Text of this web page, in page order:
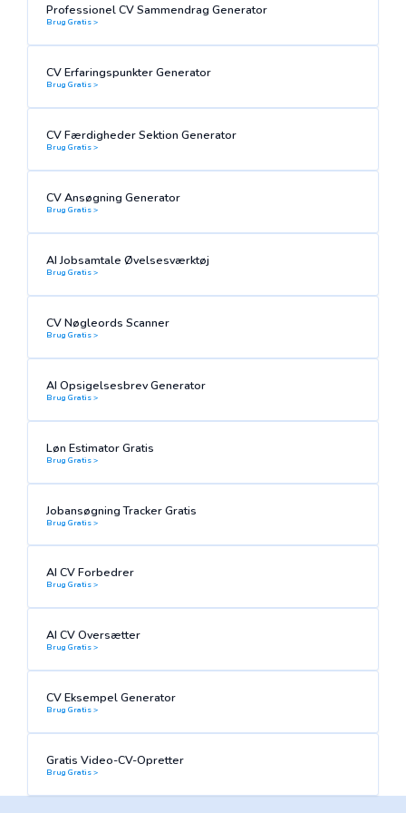
Professionel CV Sammendrag Generator
Brug Gratis >
CV Erfaringspunkter Generator
Brug Gratis >
CV Færdigheder Sektion Generator
Brug Gratis >
CV Ansøgning Generator
Brug Gratis >
AI Jobsamtale Øvelsesværktøj
Brug Gratis >
CV Nøgleords Scanner
Brug Gratis >
AI Opsigelsesbrev Generator
Brug Gratis >
Løn Estimator Gratis
Brug Gratis >
Jobansøgning Tracker Gratis
Brug Gratis >
AI CV Forbedrer
Brug Gratis >
AI CV Oversætter
Brug Gratis >
CV Eksempel Generator
Brug Gratis >
Gratis Video-CV-Opretter
Brug Gratis >